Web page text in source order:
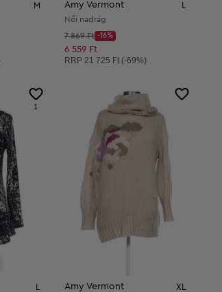
M Amy Vermont
Női nadrág
Kezdő ár:
7 869 Ft
Discount Price:
-16%
Csökkentett ár:
6 559 Ft
Ajánlott ár:
RRP 21 725 Ft (-69%)
1
Amy Vermont XL